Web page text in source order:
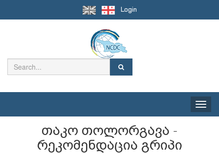
Login
Toggle
თაკო თოლორგავა -
რეკომენდაცია გრიპი